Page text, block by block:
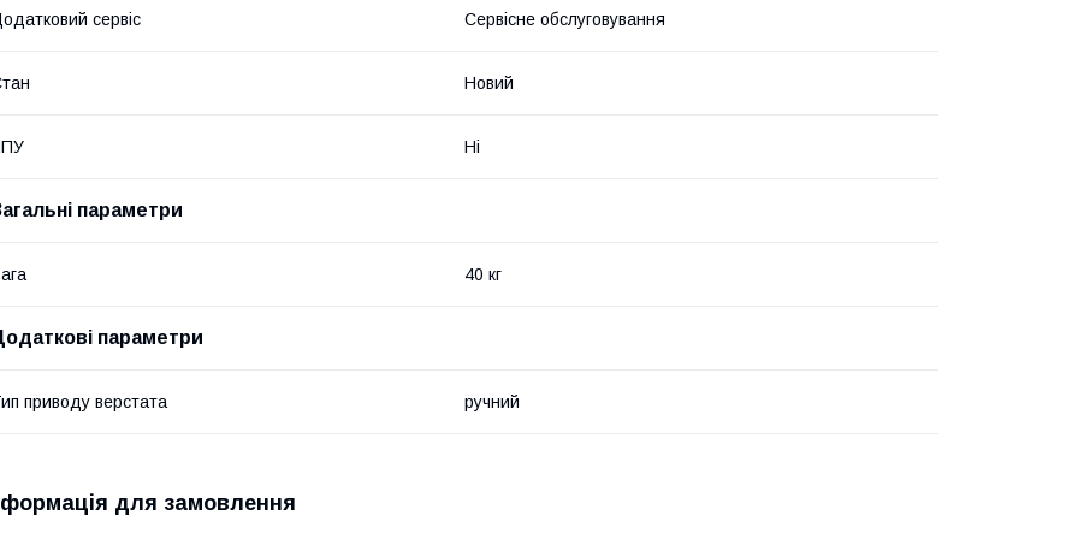
сервіс Сервісне обслуговування
Новий
Ні
параметри
40 кг
параметри
приводу верстата ручний
для замовлення